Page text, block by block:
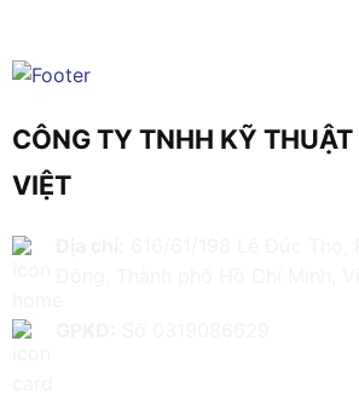
CÔNG TY TNHH KỸ THUẬT
VIỆT